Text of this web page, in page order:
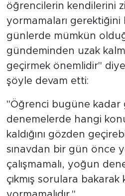
öğrencilerin kendilerini
yormamaları gerektiğini
günlerde mümkün
gündeminden uzak
geçirmek önemlidir"
şöyle devam etti:
"Öğrenci bugüne kadar
denemelerde hangi
kaldığını gözden
sınavdan bir gün önce
çalışmamalı, yoğun
çıkmış sorulara bakarak